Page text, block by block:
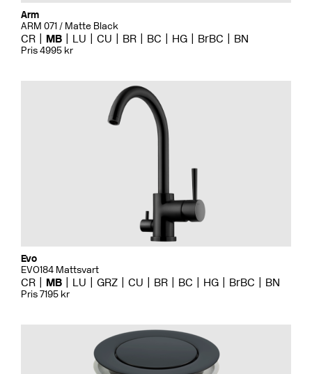
Arm
ARM 071 / Matte Black
CR MB LU CU BR BC HG BrBC BN
Pris 4995 kr
Evo
EVO184 Mattsvart
CR MB LU GRZ CU BR BC HG BrBC BN
Pris 7195 kr